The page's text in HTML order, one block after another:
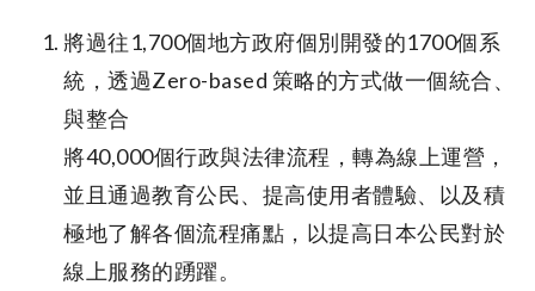
將過往1,700個地方政府個別開發的1700個系
統，透過Zero-based 策略的方式做一個統合、
與整合
將40,000個行政與法律流程，轉為線上運營，
並且通過教育公民、提高使用者體驗、以及積
極地了解各個流程痛點，以提高日本公民對於
線上服務的踴躍。